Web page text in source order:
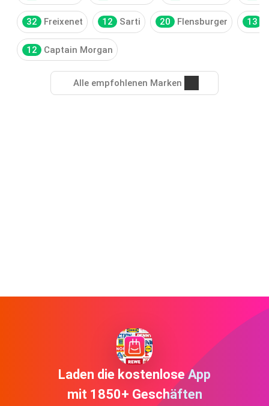
32 Freixenet 12 Sarti 20 Flensburger 13
12 Captain Morgan
Alle empfohlenen Marken
Laden die kostenlose App
mit 1850+ Geschäften